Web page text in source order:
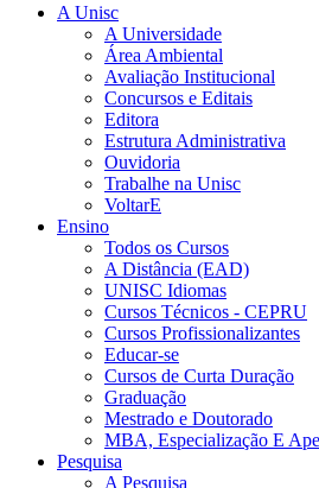
A Unisc
A Universidade
Área Ambiental
Avaliação Institucional
Concursos e Editais
Editora
Estrutura Administrativa
Ouvidoria
Trabalhe na Unisc
VoltarE
Ensino
Todos os Cursos
A Distância (EAD)
UNISC Idiomas
Cursos Técnicos - CEPRU
Cursos Profissionalizantes
Educar-se
Cursos de Curta Duração
Graduação
Mestrado e Doutorado
MBA, Especialização E
Pesquisa
A Pesquisa